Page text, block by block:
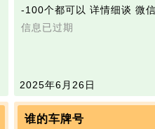
-100个都可以 详情细谈 微
信息已过期
2025年6月26日
谁的车牌号